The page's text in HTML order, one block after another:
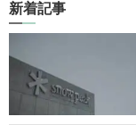
新着記事